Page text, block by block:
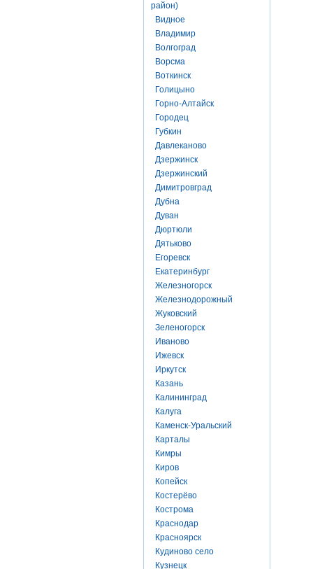
район)
Видное
Владимир
Волгоград
Ворсма
Воткинск
Голицыно
Горно-Алтайск
Городец
Губкин
Давлеканово
Дзержинск
Дзержинский
Димитровград
Дубна
Дуван
Дюртюли
Дятьково
Егоревск
Екатеринбург
Железногорск
Железнодорожный
Жуковский
Зеленогорск
Иваново
Ижевск
Иркутск
Казань
Калининград
Калуга
Каменск-Уральский
Карталы
Кимры
Киров
Копейск
Костерёво
Кострома
Краснодар
Красноярск
Кудиново село
Кузнецк